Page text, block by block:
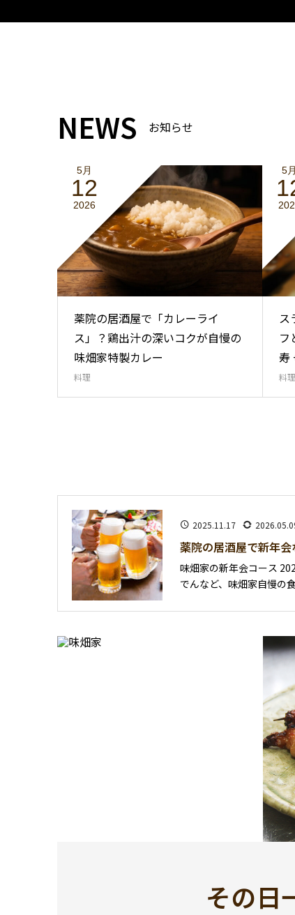
NEWS お知らせ
5月
12
2026
薬院の居酒屋で「カレーライ
ス」？鶏出汁の深いコクが自慢の
味畑家特製カレー
料理
5月
ス
フ
寿
料理
2025.11.17
薬院の居酒屋で新年会
味畑家の新年会コース 2026 薬院駅徒歩3分、全席喫煙可能な居酒屋「味畑家」で、新年の幕開けを祝う宴はいかがでしょうか。地鶏、鮮魚、雷山
その日